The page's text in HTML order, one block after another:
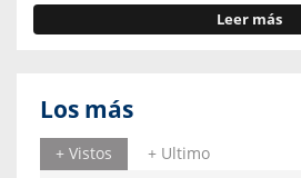
Leer más
Los más
+ Vistos
+ Ultimo